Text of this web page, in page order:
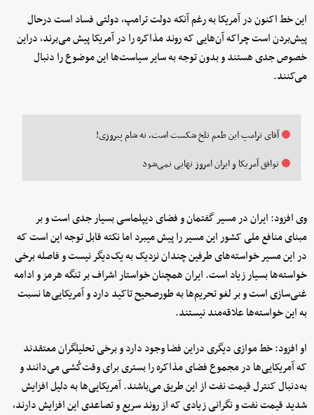
این خط اکنون در آمریکا به رغم آنکه دولت ترامپ، دولتی فساد است درحال
پیش‌بردن است چراکه آن‌هایی که روند مذاکره را در آمریکا پیش‌ می‌برند، دراین
خصوص جدی هستند و بدون توجه به سایر سیاست‌ها این موضوع را دنبال
می‌کنند.
آقای ترامپ این طعم تلخ شکست است، نه شام پیروزی!
توافق آمریکا و ایران امروز نهایی نمی‌شود
وی افزود: ایران در مسیر گفتمان و فضای دیپلماسی بسیار جدی است و بر
مبنای منافع ملی کشور این مسیر را پیش میبرد اما نکته قابل توجه این است که
در این مسیر خواسته‌های طرفین چندان نزدیک به یک‌دیگر نیست و فاصله برخی
خواسته‌ها بسیار زیاد است. ایران همچنان خواستار اشراف بر تنگه هرمز و ادامه
غنی‌سازی است و بر لغو تحریم‌ها به طورصحیح تاکید دارد و آمریکایی‌ها نسبت
به این خواسته‌ها علاقه‌مند نیستند.
او افزود: خط موازی دیگری دراین فضا وجود دارد و برخی تحلیلگران معتقدند
که آمریکایی‌ها در مجموع فضای مذاکره را بستری برای وقت‌کُشی می‌دانند و
به‌دنبال کنترل قیمت نفت از این طریق می‌باشند. آمریکایی‌ها به دلیل افزایش
شدید قیمت نفت و نگرانی زیادی که از روند سریع و تصاعدی این افزایش دارند،